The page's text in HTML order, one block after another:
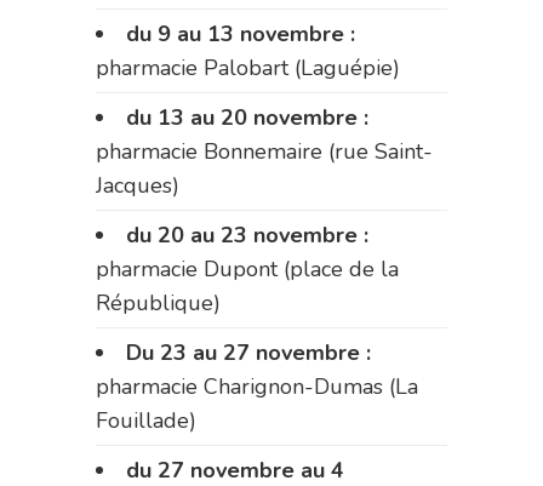
du 9 au 13 novembre :
pharmacie Palobart (Laguépie)
du 13 au 20 novembre :
pharmacie Bonnemaire (rue Saint-
Jacques)
du 20 au 23 novembre :
pharmacie Dupont (place de la
République)
Du 23 au 27 novembre :
pharmacie Charignon-Dumas (La
Fouillade)
du 27 novembre au 4